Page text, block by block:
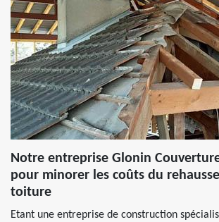
Notre entreprise Glonin
pour minorer les coûts du
toiture
Etant une entreprise de construction